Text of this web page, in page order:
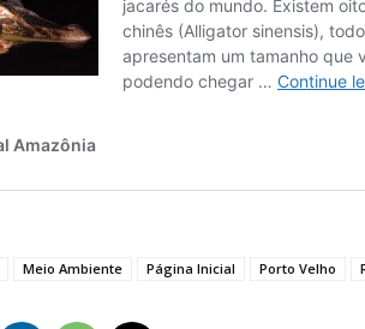
Meio Ambiente Página Inicial Porto Velho